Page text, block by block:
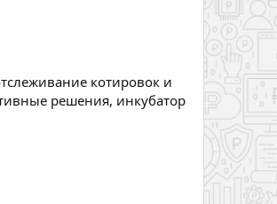
котировок и
решения, инкубатор